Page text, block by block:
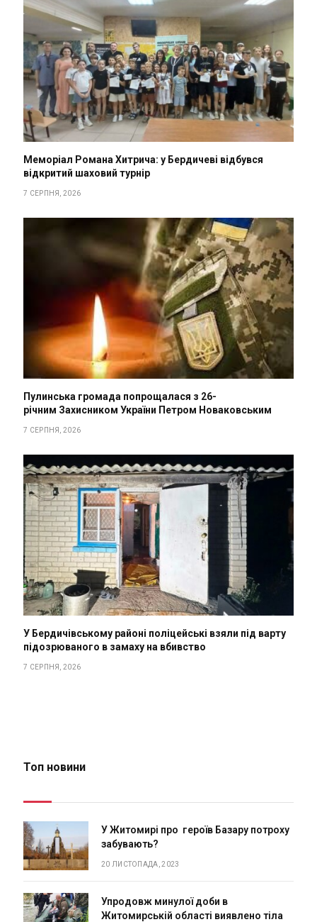
Меморіал Романа Хитрича: у Бердичеві відбувся
відкритий шаховий турнір
7 СЕРПНЯ, 2026
Пулинська громада попрощалася з 26-
річним Захисником України Петром Новаковським
7 СЕРПНЯ, 2026
У Бердичівському районі поліцейські взяли під варту
підозрюваного в замаху на вбивство
7 СЕРПНЯ, 2026
Топ новини
У Житомирі про героїв Базару потроху
забувають?
20 ЛИСТОПАДА, 2023
Упродовж минулої доби в
Житомирській області виявлено тіла